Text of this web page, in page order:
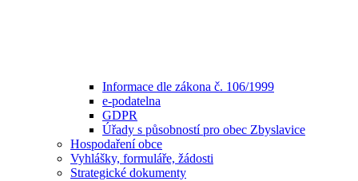
Informace dle zákona č. 106/1999
e-podatelna
GDPR
Úřady s působností pro obec Zbyslavice
Hospodaření obce
Vyhlášky, formuláře, žádosti
Strategické dokumenty